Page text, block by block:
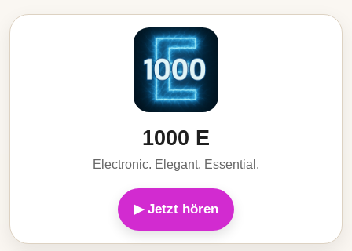
1000 E
Electronic. Elegant. Essential.
▶ Jetzt hören